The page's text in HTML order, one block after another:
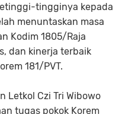
tingginya kepada
menuntaskan masa
Kodim 1805/Raja
dan kinerja terbaik
181/PVT.
Letkol Czi Tri Wibowo
tugas pokok Korem